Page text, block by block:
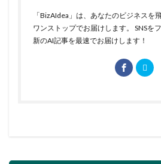
「BizAIdea」は、あなたのビジネスを
ワンストップでお届けします。 SNSを
新のAI記事を最速でお届けします！